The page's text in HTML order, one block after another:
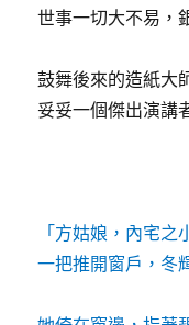
世事一切大不易，
鼓舞後來的造紙大
妥妥一個傑出演講
「方姑娘，內宅
一把推開窗戶，冬